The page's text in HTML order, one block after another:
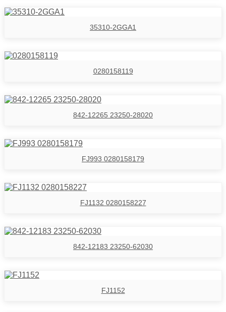
35310-2GGA1
0280158119
842-12265 23250-28020
FJ993 0280158179
FJ1132 0280158227
842-12183 23250-62030
FJ1152